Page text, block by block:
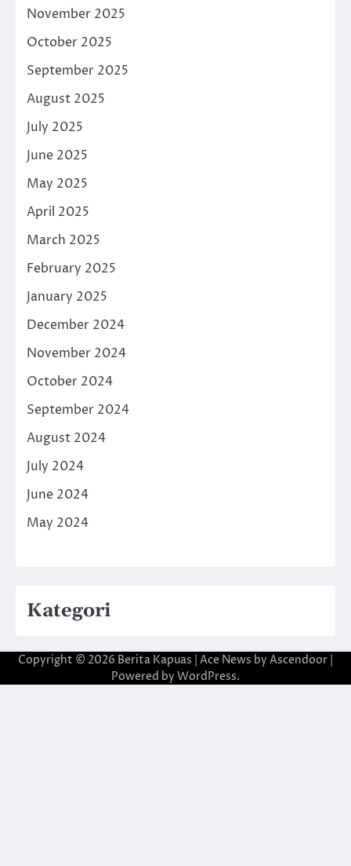
November 2025
October 2025
September 2025
August 2025
July 2025
June 2025
May 2025
April 2025
March 2025
February 2025
January 2025
December 2024
November 2024
October 2024
September 2024
August 2024
July 2024
June 2024
May 2024
Kategori
Copyright © 2026 Berita Kapuas | Ace News by Ascendoor
Powered by WordPress.